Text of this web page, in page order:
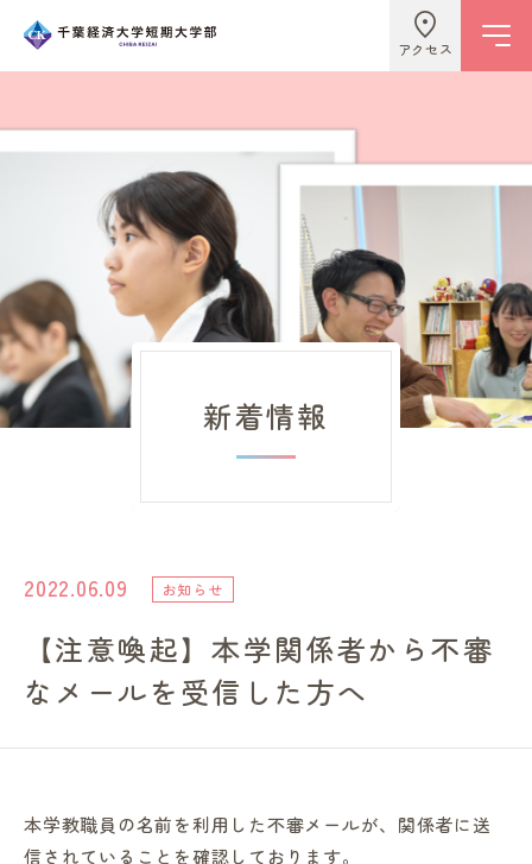
アクセス
学校情報
ビジネスライフ学科
こども学科
キャンパスライフ
進路・就職情報
レンガ棟について
新着情報
2022.06.09 お知らせ
【注意喚起】本学関係者から不審
なメールを受信した方へ
本学教職員の名前を利用した不審メールが、関係者に送
信されていることを確認しております。